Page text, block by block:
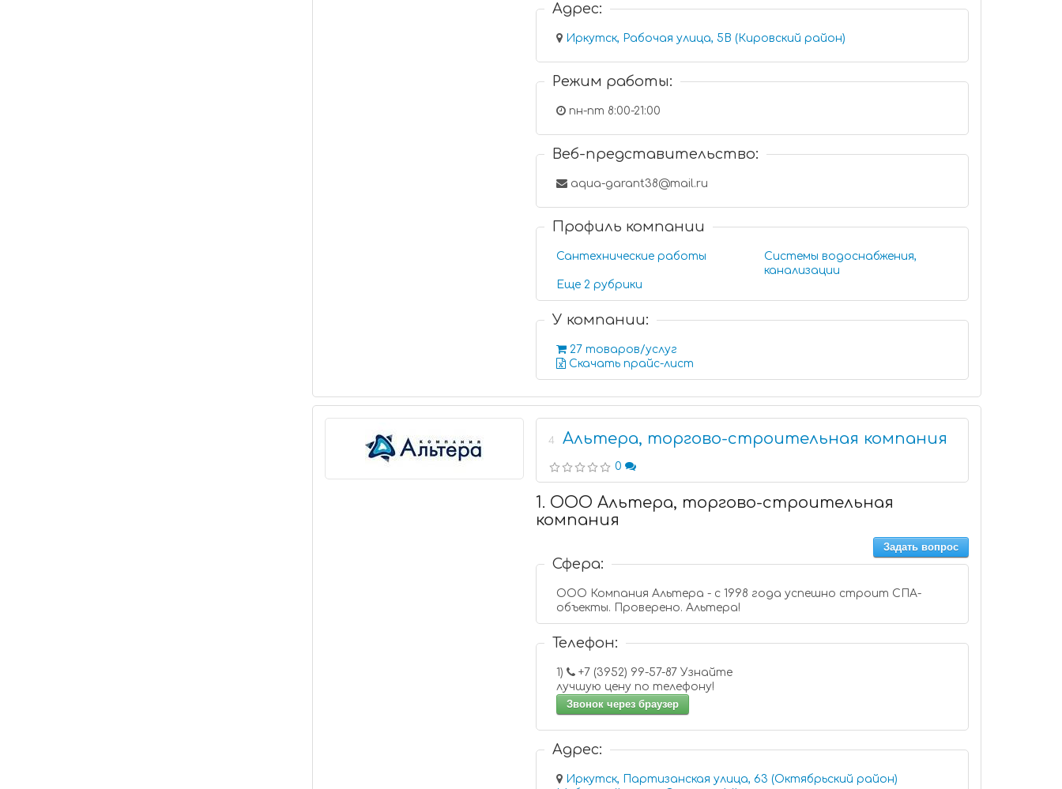
Адрес:
Иркутск, Рабочая улица, 5В (Кировский район)
Режим работы:
пн-пт 8:00-21:00
Веб-представительство:
aqua-garant38@mail.ru
Профиль компании
Сантехнические работы
Системы водоснабжения,
канализации
Еще 2 рубрики
У компании:
27 товаров/услуг
Скачать прайс-лист
4 Альтера, торгово-строительная компания
0
1. ООО Альтера, торгово-строительная
компания
Задать вопрос
Сфера:
ООО Компания Альтера - с 1998 года успешно строит СПА-
объекты. Проверено. Альтера!
Телефон:
1)
+7 (3952) 99-57-87 Узнайте
лучшую цену по телефону!
Звонок через браузер
Адрес:
Иркутск, Партизанская улица, 63 (Октябрьский район)